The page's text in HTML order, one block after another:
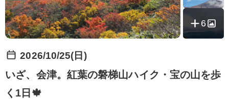
6
2026/10/25(日)
いざ、会津。紅葉の磐梯山ハイク・宝の山を歩
く1日🍁